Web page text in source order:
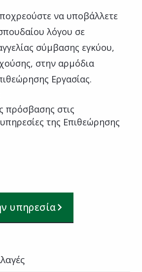
να υποβάλλετε
λόγου σε
σύμβασης εγκύου,
στην αρμόδια
Εργασίας.
πρόσβασης στις
της Επιθεώρησης
υπηρεσία